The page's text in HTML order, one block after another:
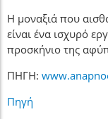
Η μοναξιά που
είναι ένα ισχυρό
προσκήνιο της
ΠΗΓΗ:
Πηγή